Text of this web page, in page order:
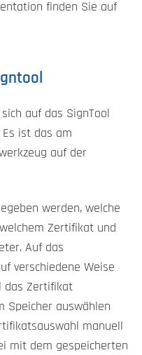
finden Sie auf
auf das SignTool
Es ist das am
auf der
werden, welche
Zertifikat und
Auf das
verschiedene Weise
das Zertifikat
Speicher auswählen
manuell
mit dem gespeicherten